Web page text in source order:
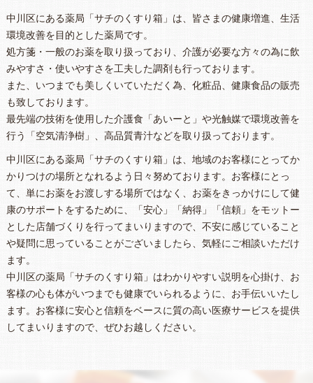
中川区にある薬局「サチのくすり箱」は、皆さまの健康増進、生活
環境改善を目的とした薬局です。
処方箋・一般のお薬を取り扱っており、介護が必要な方々の為に飲
みやすさ・使いやすさを工夫した調剤も行っております。
また、いつまでも美しくいていただく為、化粧品、健康食品の販売
も致しております。
最先端の技術を使用した介護食「あいーと」や光触媒で環境改善を
行う「空気清浄樹」、高品質青汁などを取り扱っております。
中川区にある薬局「サチのくすり箱」は、地域のお客様にとってか
かりつけの場所となれるよう日々努めております。お客様にとっ
て、単にお薬をお渡しする場所ではなく、お薬をきっかけにして健
康のサポートをするために、「安心」「納得」「信頼」をモットー
とした店舗づくりを行ってまいりますので、不安に感じていること
や疑問に思っていることがございましたら、気軽にご相談いただけ
ます。
中川区の薬局「サチのくすり箱」はわかりやすい説明を心掛け、お
客様の心も体がいつまでも健康でいられるように、お手伝いいたし
ます。お客様に安心と信頼をベースに質の高い医療サービスを提供
してまいりますので、ぜひお越しください。